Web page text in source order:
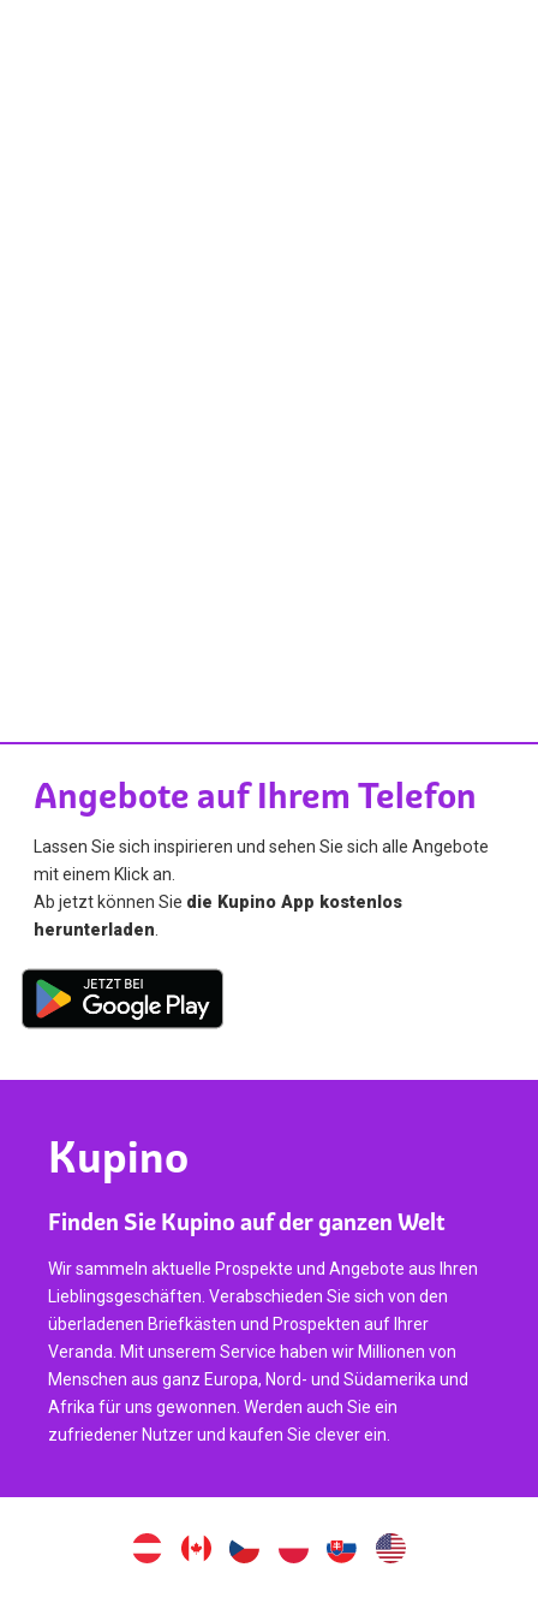
Angebote auf Ihrem Telefon
Lassen Sie sich inspirieren und sehen Sie sich alle Angebote
mit einem Klick an.
Ab jetzt können Sie die Kupino App kostenlos
herunterladen
Kupino
Finden Sie Kupino auf der ganzen Welt
Wir sammeln aktuelle Prospekte und Angebote aus Ihren
Lieblingsgeschäften. Verabschieden Sie sich von den
überladenen Briefkästen und Prospekten auf Ihrer
Veranda. Mit unserem Service haben wir Millionen von
Menschen aus ganz Europa, Nord- und Südamerika und
Afrika für uns gewonnen. Werden auch Sie ein
zufriedener Nutzer und kaufen Sie clever ein.